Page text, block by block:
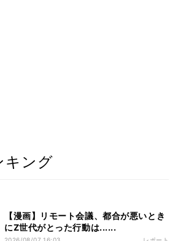
キング
【漫画】リモート会議、都合が悪いとき
にZ世代がとった行動は......